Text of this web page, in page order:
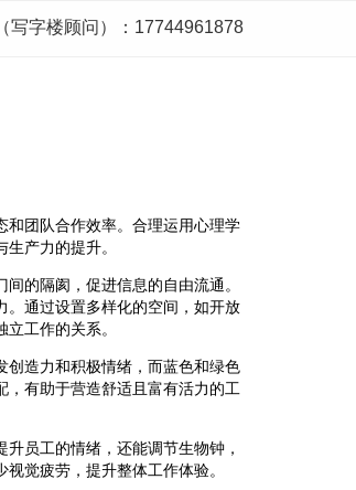
写字楼顾问）：17744961878
和团队合作效率。合理运用心理学
产力的提升。
的隔阂，促进信息的自由流通。
。通过设置多样化的空间，如开放
工作的关系。
创造力和积极情绪，而蓝色和绿色
，有助于营造舒适且富有活力的工
员工的情绪，还能调节生物钟，
觉疲劳，提升整体工作体验。